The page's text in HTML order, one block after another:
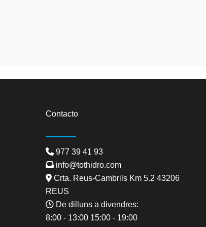
Contacto
977 39 41 93
info@tothidro.com
Crta. Reus-Cambrils Km 5.2 43206
REUS
De dilluns a divendres:
8:00 - 13:00 15:00 - 19:00